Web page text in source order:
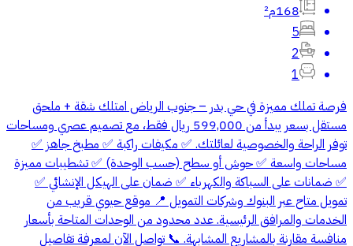
168م²
5
2
1
فرصة تملك مميزة في حي بدر – جنوب الرياض امتلك شقة + ملحق
مستقل بسعر يبدأ من 599,000 ريال فقط، مع تصميم عصري ومساحات
توفر الراحة والخصوصية لعائلتك. ✅ مكيفات راكبة ✅ مطبخ جاهز ✅
مساحات واسعة ✅ حوش أو سطح (حسب الوحدة) ✅ تشطيبات مميزة
✅ ضمانات على السباكة والكهرباء ✅ ضمان على الهيكل الإنشائي ✅
تمويل متاح عبر البنوك وشركات التمويل 📍 موقع حيوي قريب من
الخدمات والمرافق الرئيسية. عدد محدود من الوحدات المتاحة بأسعار
منافسة مقارنة بالمشاريع المشابهة. 📞 تواصل الآن لمعرفة تفاصيل